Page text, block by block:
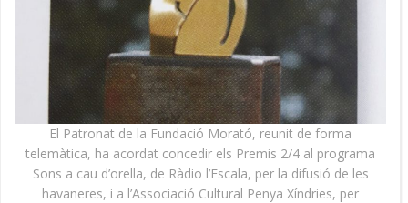
El Patronat de la Fundació Morató, reunit de forma
telemàtica, ha acordat concedir els Premis 2/4 al programa
Sons a cau d’orella, de Ràdio l’Escala, per la difusió de les
havaneres, i a l’Associació Cultural Penya Xíndries, per